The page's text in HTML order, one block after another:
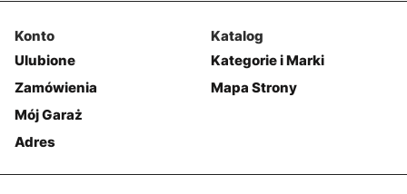
Konto
Ulubione
Zamówienia
Mój Garaż
Adres
Katalog
Kategorie i Marki
Mapa Strony